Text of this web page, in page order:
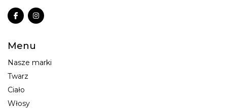
Menu
Nasze marki
Twarz
Ciało
Włosy